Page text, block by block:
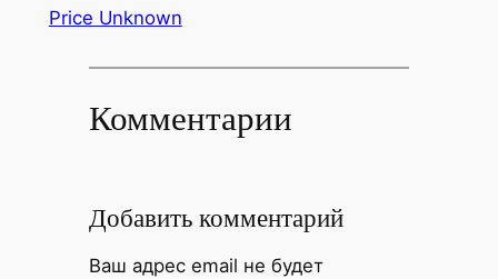
Price Unknown
Комментарии
Добавить комментарий
Ваш адрес email не будет